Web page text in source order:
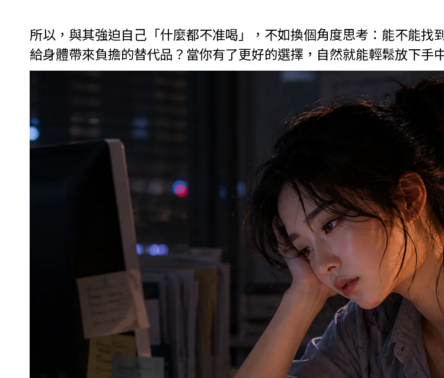
所以，與其強迫自己「什麼都不准喝」，不如換個角度思考：能不能
給身體帶來負擔的替代品？當你有了更好的選擇，自然就能輕鬆放下手